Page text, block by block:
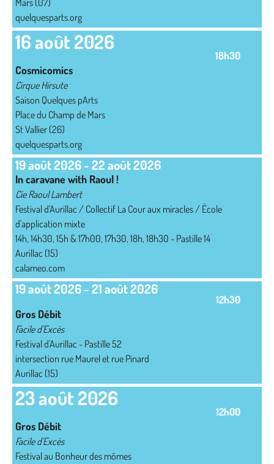
Mars (07)
quelquesparts.org
16 août 2026
18h30
Cosmicomics
Cirque Hirsute
Saison Quelques pArts
Place du Champ de Mars
St Vallier (26)
quelquesparts.org
19 août 2026-22 août 2026
In caravane with Raoul !
Cie Raoul Lambert
Festival d'Aurillac / Collectif La Cour aux miracles / École
d'application mixte
14h, 14h30, 15h & 17h00, 17h30, 18h, 18h30 - Pastille 14
Aurillac (15)
calameo.com
19 août 2026-21 août 2026
12h30
Gros Débit
Facile d'Excès
Festival d'Aurillac - Pastille 52
intersection rue Maurel et rue Pinard
Aurillac (15)
23 août 2026
12h00
Gros Débit
Facile d'Excès
Festival au Bonheur des mômes